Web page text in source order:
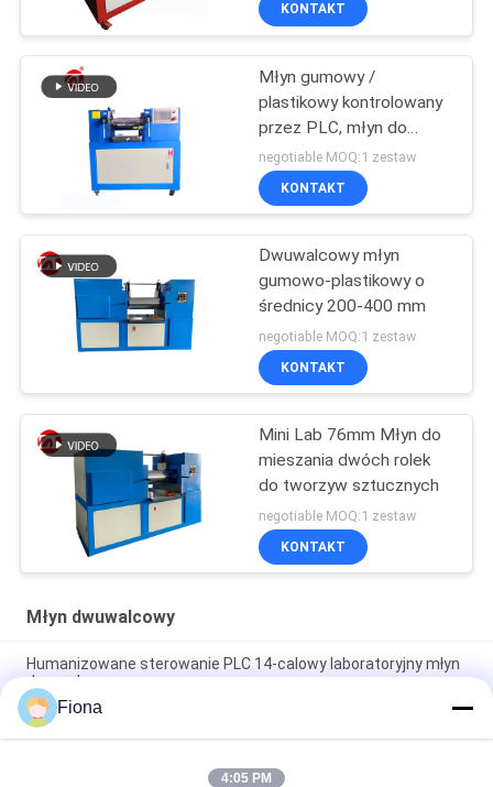
KONTAKT
Młyn gumowy /
plastikowy kontrolowany
przez PLC, młyn do
mieszania w laboratorium
negotiable MOQ:1 zestaw
KONTAKT
Dwuwalcowy młyn
gumowo-plastikowy o
średnicy 200-400 mm
negotiable MOQ:1 zestaw
KONTAKT
Mini Lab 76mm Młyn do
mieszania dwóch rolek
do tworzyw sztucznych
negotiable MOQ:1 zestaw
KONTAKT
Młyn dwuwalcowy
Humanizowane sterowanie PLC 14-calowy laboratoryjny młyn
dwuwalcowy
12-calowy 16-calowy dwuwalcowy młyn do plastiku i gumy do
użytku laboratoryjnego
Fiona
4:05 PM